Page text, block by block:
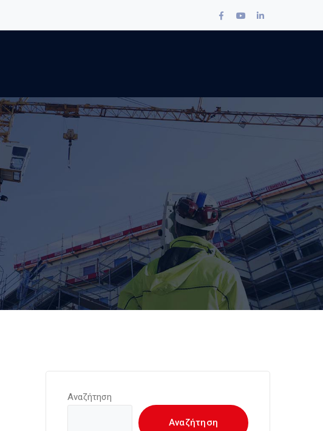
Facebook
Profile
Youtube
Profile
LinkedIn
Profile
Αναζήτηση
Αναζήτηση